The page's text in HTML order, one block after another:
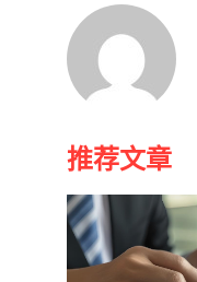
推荐文章